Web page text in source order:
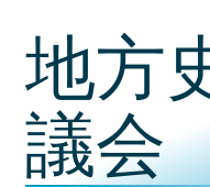
地方
議会